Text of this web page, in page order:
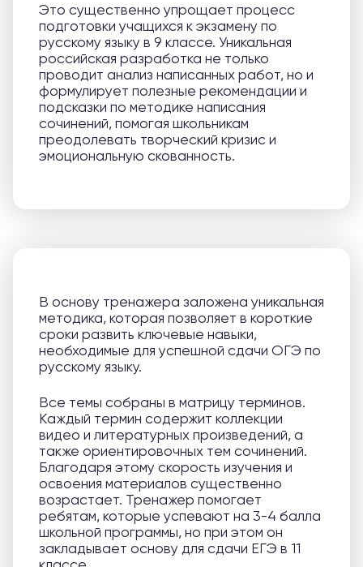
Это существенно упрощает процесс
подготовки учащихся к экзамену по
русскому языку в 9 классе. Уникальная
российская разработка не только
проводит анализ написанных работ, но и
формулирует полезные рекомендации и
подсказки по методике написания
сочинений, помогая школьникам
преодолевать творческий кризис и
эмоциональную скованность.
В основу тренажера заложена уникальная
методика, которая позволяет в короткие
сроки развить ключевые навыки,
необходимые для успешной сдачи ОГЭ по
русскому языку.
Все темы собраны в матрицу терминов.
Каждый термин содержит коллекции
видео и литературных произведений, а
также ориентировочных тем сочинений.
Благодаря этому скорость изучения и
освоения материалов существенно
возрастает. Тренажер помогает
ребятам, которые успевают на 3-4 балла
школьной программы, но при этом он
закладывает основу для сдачи ЕГЭ в 11